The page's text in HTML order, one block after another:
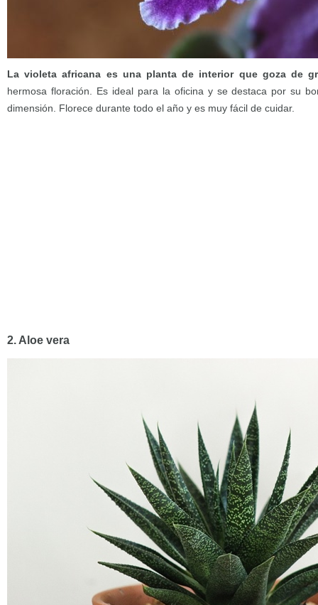
La violeta africana es una planta de interior que goza de
hermosa floración. Es ideal para la oficina y se destaca por su
dimensión. Florece durante todo el año y es muy fácil de cuidar.
2. Aloe vera